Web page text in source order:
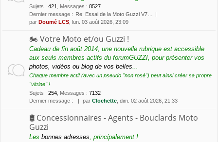
Sujets : 421 Messages : 8527
Dernier message : Re: Essai de la Moto Guzzi V7…
par Doumé LCS , lun. 03 août 2026, 23:09
🏍 Votre Moto et/ou Guzzi !
Cadeau de fin août 2014, une nouvelle rubrique est accessible
aux seuls membres actifs du forumGUZZI, pour présenter vos
photos, vidéos ou blog de vos belles
Chaque membre actif (avec un pseudo "non rosé") peut ainsi créer sa propre
"vitrine" !
Sujets : 254 Messages : 7132
Dernier message :
par Clochette , dim. 02 août 2026, 21:33
🛢 Concessionnaires - Agents - Bouclards Moto
Guzzi
Les bonnes adresses , principalement !